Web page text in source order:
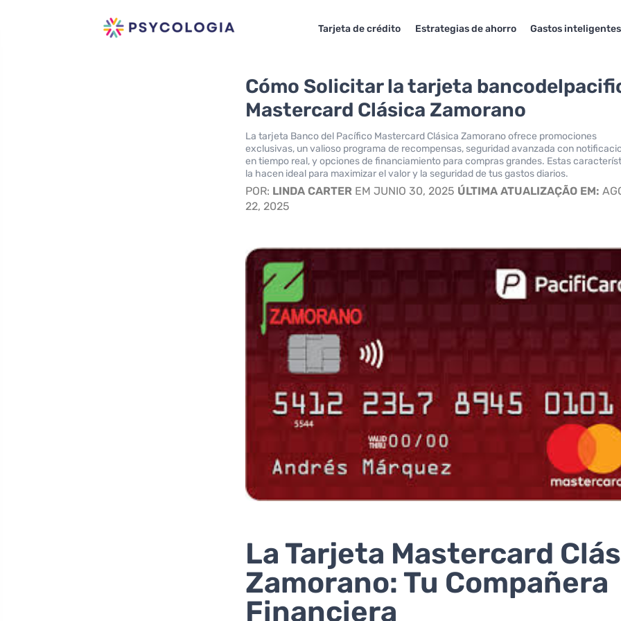
Tarjeta de crédito Estrategias de ahorro Gastos inteligentes
Cómo Solicitar la tarjeta
Mastercard Clásica Zamorano
La tarjeta Banco del Pacífico Mastercard Clásica Zamorano ofrece promociones
exclusivas, un valioso programa de recompensas, seguridad avanzada con
en tiempo real, y opciones de financiamiento para compras grandes. Estas
la hacen ideal para maximizar el valor y la seguridad de tus gastos diarios.
POR: LINDA CARTER EM JUNIO 30, 2025 ÚLTIMA ATUALIZAÇÃO EM:
22, 2025
La Tarjeta Mastercard
Zamorano: Tu Compañera
Financiera